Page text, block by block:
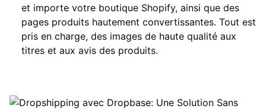
et importe votre boutique Shopify, ainsi que des
pages produits hautement convertissantes. Tout est
pris en charge, des images de haute qualité aux
titres et aux avis des produits.